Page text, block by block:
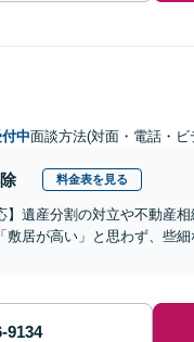
中面談方法(対面・電話・
料金表を見る
】遺産分割の対立や不動産
敷居が高い」と思わず、些